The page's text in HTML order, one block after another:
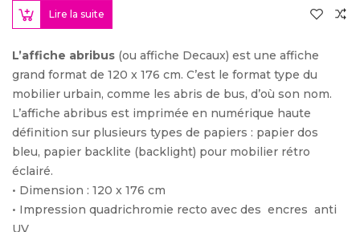
Lire la suite
L’affiche abribus (ou affiche Decaux) est une affiche
grand format de 120 x 176 cm. C’est le format type du
mobilier urbain, comme les abris de bus, d’où son nom.
L’affiche abribus est imprimée en numérique haute
définition sur plusieurs types de papiers : papier dos
bleu, papier backlite (backlight) pour mobilier rétro
éclairé.
• Dimension : 120 x 176 cm
• Impression quadrichromie recto avec des encres anti
UV